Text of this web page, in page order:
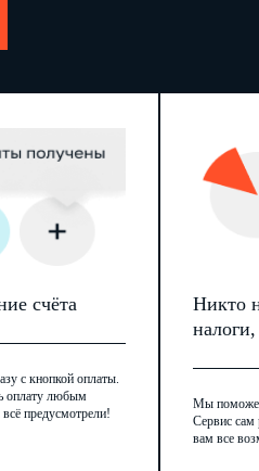
счёта
с кнопкой оплаты.
оплату любым
предусмотрели!
Никто
Мы
Сервис сам
вам все